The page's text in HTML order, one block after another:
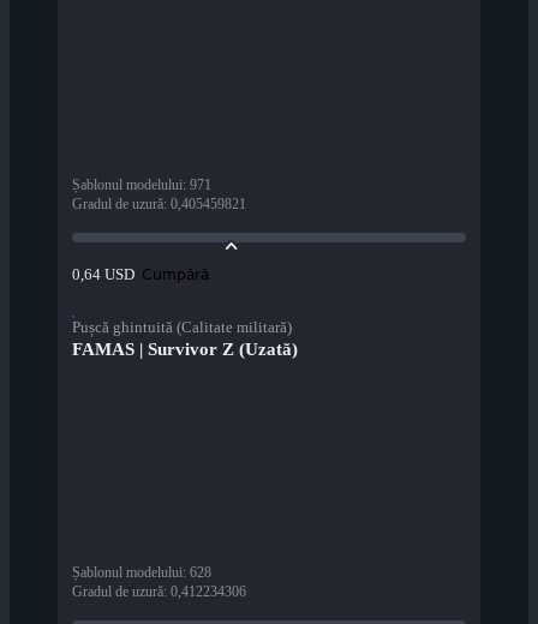
Șablonul modelului: 971
Gradul de uzură: 0,405459821
0,64 USD Cumpără
Pușcă ghintuită (Calitate militară)
FAMAS | Survivor Z (Uzată)
Șablonul modelului: 628
Gradul de uzură: 0,412234306